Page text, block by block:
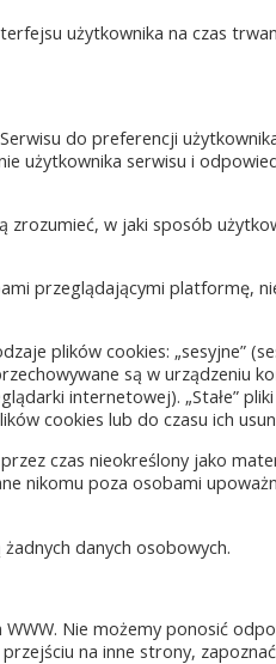
użytkownika na czas
do preferencji
użytkownika serwisu i
w jaki sposób
przeglądającymi platformę,
plików cookies: „sesyjne”
są w urządzeniu
internetowej). „Stałe”
cookies lub do czasu ich
czas nieokreślony jako
nikomu poza osobami
danych osobowych.
Nie możemy ponosić
na inne strony,